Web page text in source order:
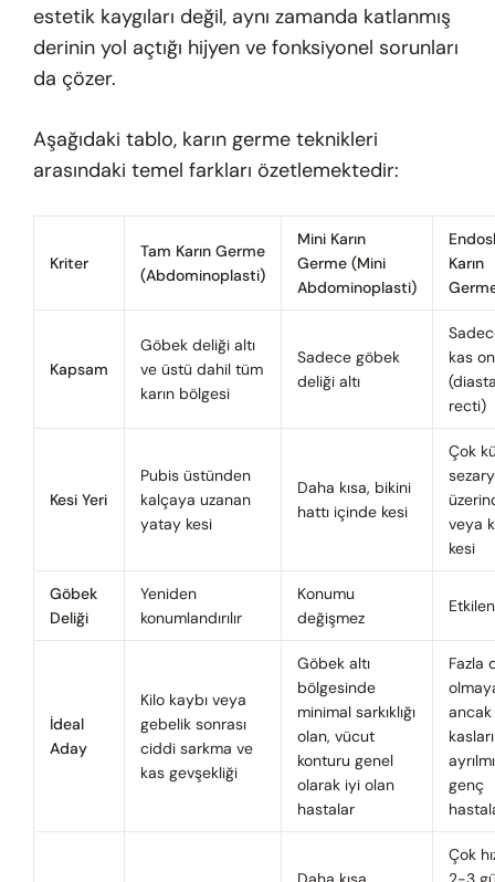
estetik kaygıları değil, aynı zamanda katlanmış
derinin yol açtığı hijyen ve fonksiyonel sorunları
da çözer.
Aşağıdaki tablo, karın germe teknikleri
arasındaki temel farkları özetlemektedir:
Kriter
Tam Karın Germe
(Abdominoplasti)
Mini Karın
Germe (Mini
Abdominoplasti)
Karın
Kapsam
Göbek deliği altı
ve üstü dahil tüm
karın bölgesi
Sadece göbek
deliği altı
kas
recti)
Kesi Yeri
Pubis üstünden
kalçaya uzanan
yatay kesi
Daha kısa, bikini
hattı içinde kesi
Çok
veya
kesi
Göbek
Deliği
Yeniden
konumlandırılır
Konumu
değişmez
İdeal
Aday
Kilo kaybı veya
gebelik sonrası
ciddi sarkma ve
kas gevşekliği
Göbek altı
bölgesinde
minimal sarkıklığı
olan, vücut
konturu genel
olarak iyi olan
hastalar
Fazla
ancak
kasları
genç
Çok